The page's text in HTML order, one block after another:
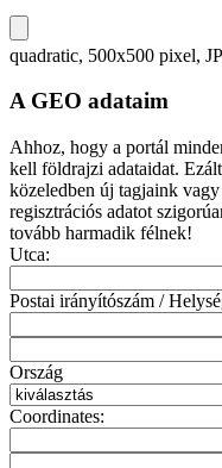
quadratic, 500x500 pixel,
A GEO adataim
Ahhoz, hogy a portál
kell földrajzi adataidat.
közeledben új tagjaink
regisztrációs adatot
tovább harmadik félnek!
Utca:
Postai irányítószám /
Ország
Coordinates: